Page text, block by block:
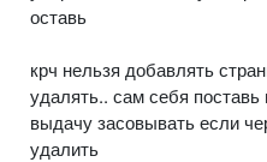
оставь
крч нельзя добавлять
удалять.. сам себя поставь
выдачу засовывать если
удалить